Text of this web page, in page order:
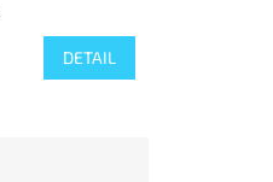
DETAIL